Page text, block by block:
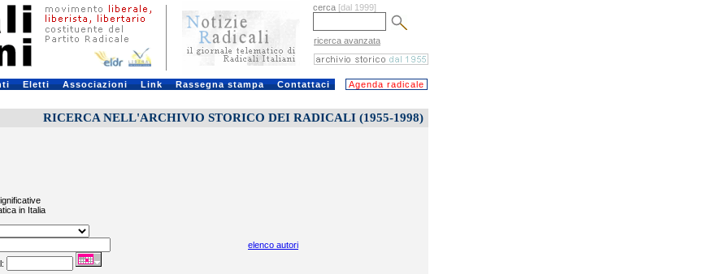
cerca [dal 1999]
ricerca avanzata
Eletti Associazioni Link Rassegna stampa Contattaci Agenda radicale
RICERCA NELL'ARCHIVIO STORICO DEI RADICALI (1955-1998)
in Italia
elenco autori